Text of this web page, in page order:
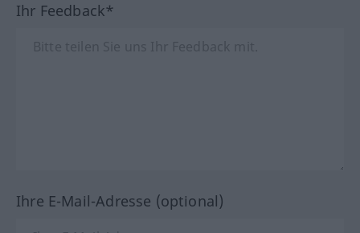
Ihr Feedback*
Ihre E-Mail-Adresse (optional)